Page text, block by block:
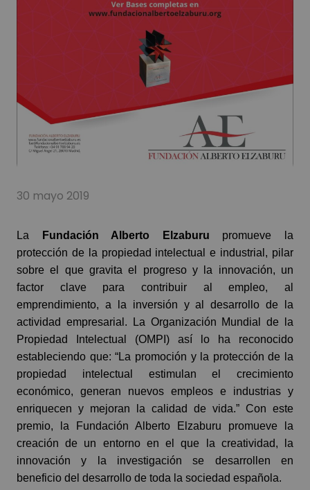
30 mayo 2019
La Fundación Alberto Elzaburu promueve la
protección de la propiedad intelectual e industrial, pilar
sobre el que gravita el progreso y la innovación, un
factor clave para contribuir al empleo, al
emprendimiento, a la inversión y al desarrollo de la
actividad empresarial. La Organización Mundial de la
Propiedad Intelectual (OMPI) así lo ha reconocido
estableciendo que: “La promoción y la protección de la
propiedad intelectual estimulan el crecimiento
económico, generan nuevos empleos e industrias y
enriquecen y mejoran la calidad de vida.” Con este
premio, la Fundación Alberto Elzaburu promueve la
creación de un entorno en el que la creatividad, la
innovación y la investigación se desarrollen en
beneficio del desarrollo de toda la sociedad española.